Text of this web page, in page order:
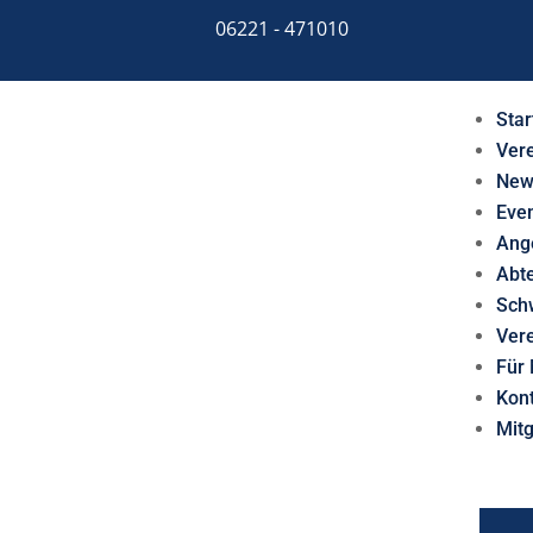
06221 - 471010
Für